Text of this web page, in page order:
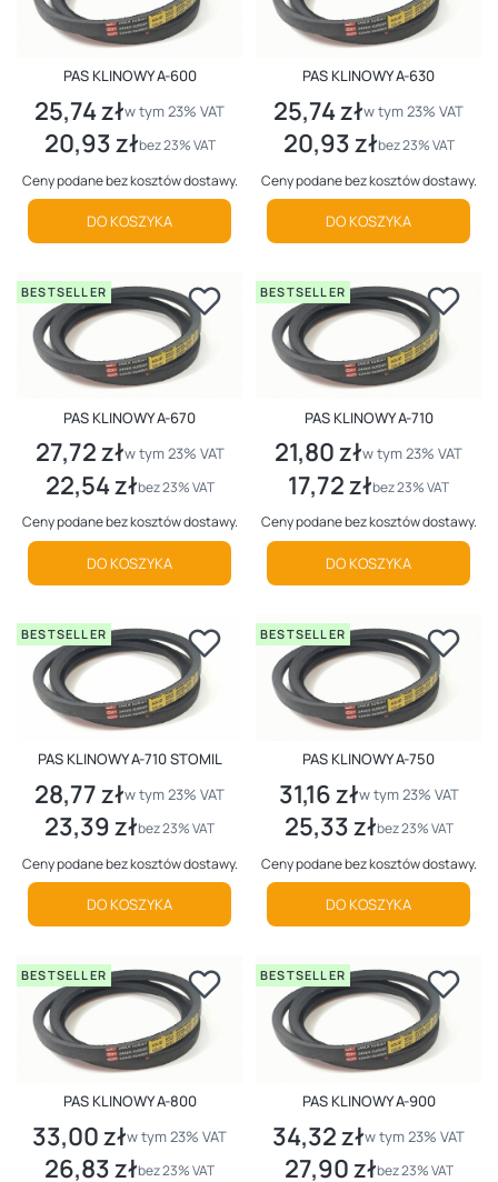
PAS KLINOWY A-600
Cena brutto
25,74 złw tym %s VAT
w tym23% VAT
Cena netto
20,93 złbez 23% VAT
Ceny podane bez kosztów dostawy.
DO KOSZYKA
PAS KLINOWY A-630
Cena brutto
25,74 złw tym %s VAT
w tym23% VAT
Cena netto
20,93 złbez 23% VAT
Ceny podane bez kosztów dostawy.
DO KOSZYKA
BESTSELLER
PAS KLINOWY A-670
Cena brutto
27,72 złw tym %s VAT
w tym23% VAT
Cena netto
22,54 złbez 23% VAT
Ceny podane bez kosztów dostawy.
DO KOSZYKA
BESTSELLER
PAS KLINOWY A-710
Cena brutto
21,80 złw tym %s VAT
w tym23% VAT
Cena netto
17,72 złbez 23% VAT
Ceny podane bez kosztów dostawy.
DO KOSZYKA
BESTSELLER
PAS KLINOWY A-710 STOMIL
Cena brutto
28,77 złw tym %s VAT
w tym23% VAT
Cena netto
23,39 złbez 23% VAT
Ceny podane bez kosztów dostawy.
DO KOSZYKA
BESTSELLER
PAS KLINOWY A-750
Cena brutto
31,16 złw tym %s VAT
w tym23% VAT
Cena netto
25,33 złbez 23% VAT
Ceny podane bez kosztów dostawy.
DO KOSZYKA
BESTSELLER
PAS KLINOWY A-800
Cena brutto
33,00 złw tym %s VAT
w tym23% VAT
Cena netto
26,83 złbez 23% VAT
BESTSELLER
PAS KLINOWY A-900
Cena brutto
34,32 złw tym %s VAT
w tym23% VAT
Cena netto
27,90 złbez 23% VAT